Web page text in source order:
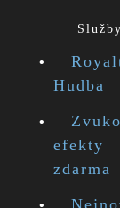
Služby
Hudba
efekty
zdarma